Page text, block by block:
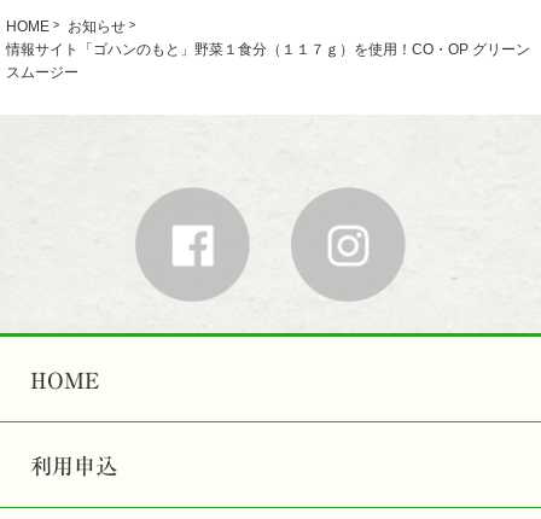
HOME
お知らせ
情報サイト「ゴハンのもと」野菜１食分（１１７ｇ）を使用！CO・OP グリーン
スムージー
HOME
利用申込